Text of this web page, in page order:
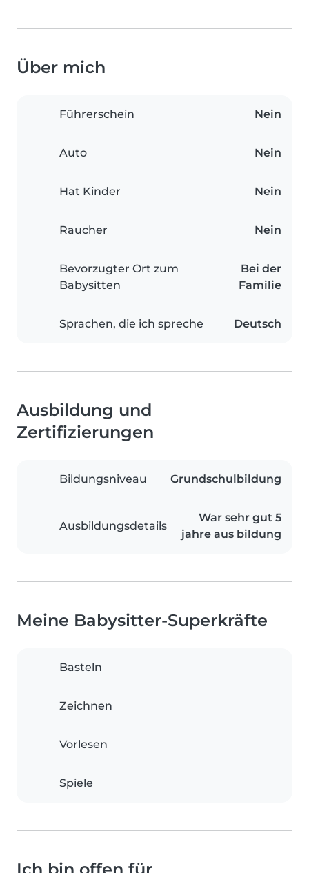
Über mich
Führerschein Nein
Auto Nein
Hat Kinder Nein
Raucher Nein
Bevorzugter Ort zum
Babysitten
Bei der
Familie
Sprachen, die ich spreche Deutsch
Ausbildung und
Zertifizierungen
Bildungsniveau Grundschulbildung
Ausbildungsdetails
War sehr gut 5
jahre aus bildung
Meine Babysitter-Superkräfte
Basteln
Zeichnen
Vorlesen
Spiele